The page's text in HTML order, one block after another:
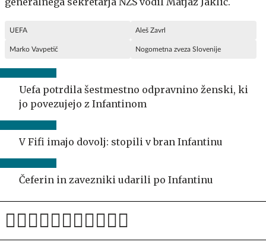
UEFA Aleš Zavrl
Marko Vavpetič Nogometna zveza Slovenije
Uefa potrdila šestmestno odpravnino ženski, ki
jo povezujejo z Infantinom
V Fifi imajo dovolj: stopili v bran Infantinu
Čeferin in zavezniki udarili po Infantinu